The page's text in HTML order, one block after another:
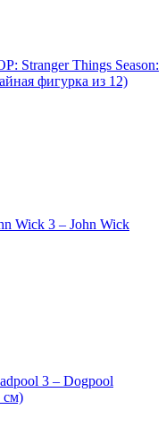
Stranger Things Season:
фигурка из 12)
Wick 3 – John Wick
3 – Dogpool
см)